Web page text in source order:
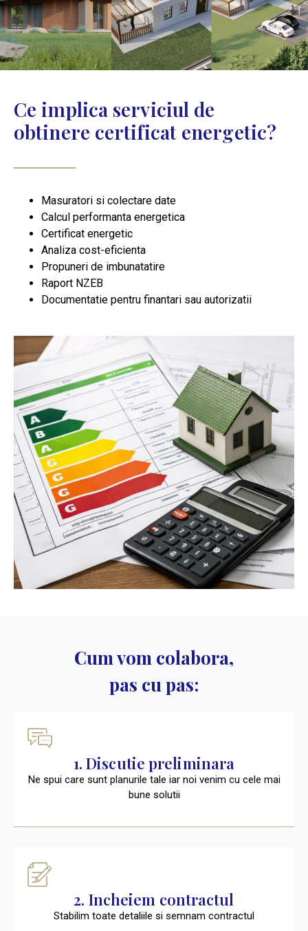
Ce implica serviciul de
obtinere certificat energetic?
Masuratori si colectare date
Calcul performanta energetica
Certificat energetic
Analiza cost-eficienta
Propuneri de imbunatatire
Raport NZEB
Documentatie pentru finantari sau autorizatii
Cum vom colabora,
pas cu pas:
1. Discutie preliminara
Ne spui care sunt planurile tale iar noi venim cu cele mai
bune solutii
2. Incheiem contractul
Stabilim toate detaliile si semnam contractul